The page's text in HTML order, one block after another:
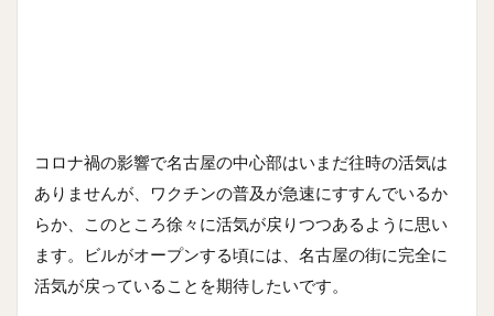
コロナ禍の影響で名古屋の中心部はいまだ往時の活気は
ありませんが、ワクチンの普及が急速にすすんでいるか
らか、このところ徐々に活気が戻りつつあるように思い
ます。ビルがオープンする頃には、名古屋の街に完全に
活気が戻っていることを期待したいです。